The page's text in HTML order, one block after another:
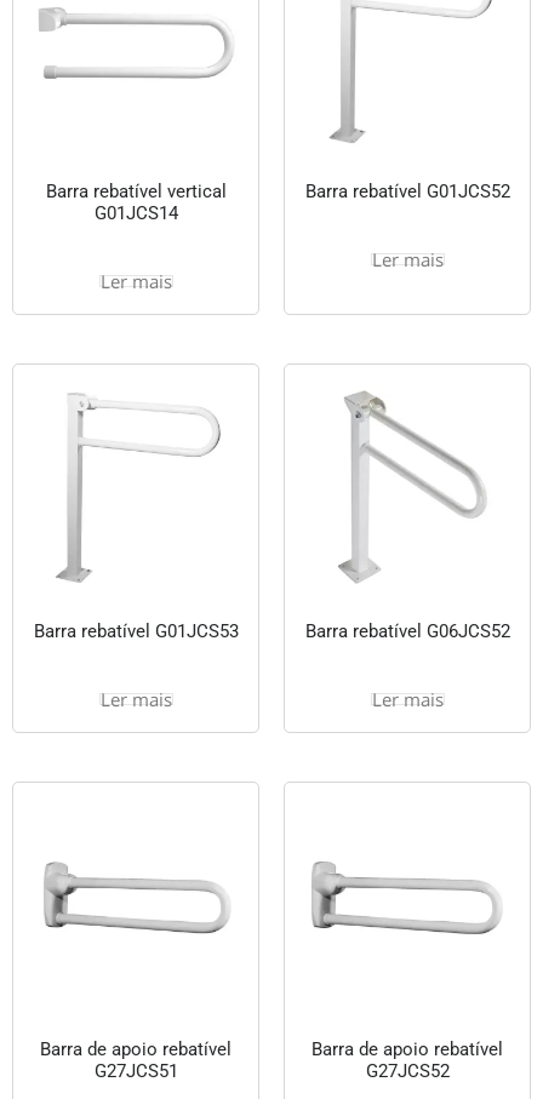
Barra rebatível vertical
G01JCS14
Ler mais
Barra rebatível G01JCS52
Ler mais
Barra rebatível G01JCS53
Ler mais
Barra rebatível G06JCS52
Ler mais
Barra de apoio rebatível
G27JCS51
Barra de apoio rebatível
G27JCS52